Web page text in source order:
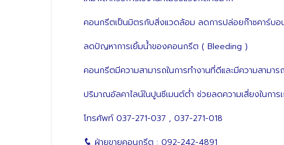
คอนกรีตเป็นมิตรกับสิ่งแวดล้อม ลดการปล่อยก๊าซคาร์บอ
ลดปัญหาการเยิ้มน้ำของคอนกรีต ( Bleeding )
คอนกรีตมีความสามารถในการทำงานที่ดีและมีความสามาร
ปริมาณอัลคาไลน์ในปูนซีเมนต์ต่ำ ช่วยลดความเสี่ยงในกา
โทรศัพท์ 037-271-037 , 037-271-018
ฝ่ายขายคอนกรีต : 092-242-4891